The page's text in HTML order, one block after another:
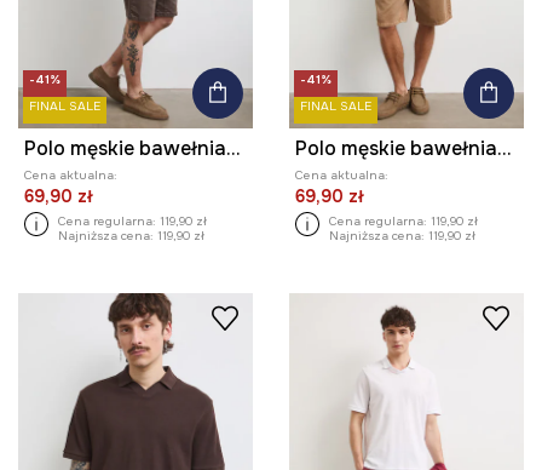
-41%
FINAL SALE
Polo męskie bawełniane gładkie
Cena aktualna:
69,90 zł
Cena regularna: 119,90 zł
Najniższa cena: 119,90 zł
-41%
FINAL SALE
Polo męskie bawełniane gładkie
Cena aktualna:
69,90 zł
Cena regularna: 119,90 zł
Najniższa cena: 119,90 zł